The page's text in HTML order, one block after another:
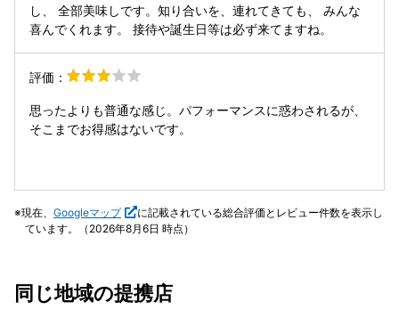
し、 全部美味しです。知り合いを、連れてきても、 みんな
喜んでくれます。 接待や誕生日等は必ず来てますね。
評価：
思ったよりも普通な感じ。パフォーマンスに惑わされるが、
そこまでお得感はないです。
現在、 Googleマップ
に記載されている総合評価とレビュー件数を表示し
ています。（2026年8月6日 時点）
同じ地域の提携店